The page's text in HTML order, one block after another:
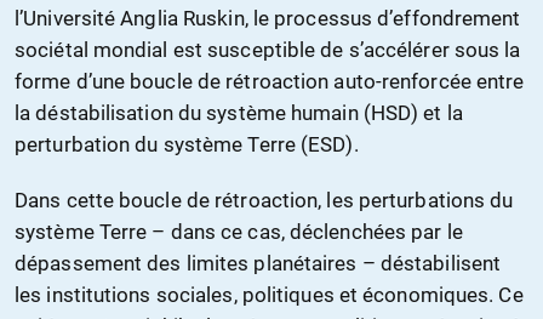
l’Université Anglia Ruskin, le processus d’effondrement
sociétal mondial est susceptible de s’accélérer sous la
forme d’une boucle de rétroaction auto-renforcée entre
la déstabilisation du système humain (HSD) et la
perturbation du système Terre (ESD).
Dans cette boucle de rétroaction, les perturbations du
système Terre – dans ce cas, déclenchées par le
dépassement des limites planétaires – déstabilisent
les institutions sociales, politiques et économiques. Ce